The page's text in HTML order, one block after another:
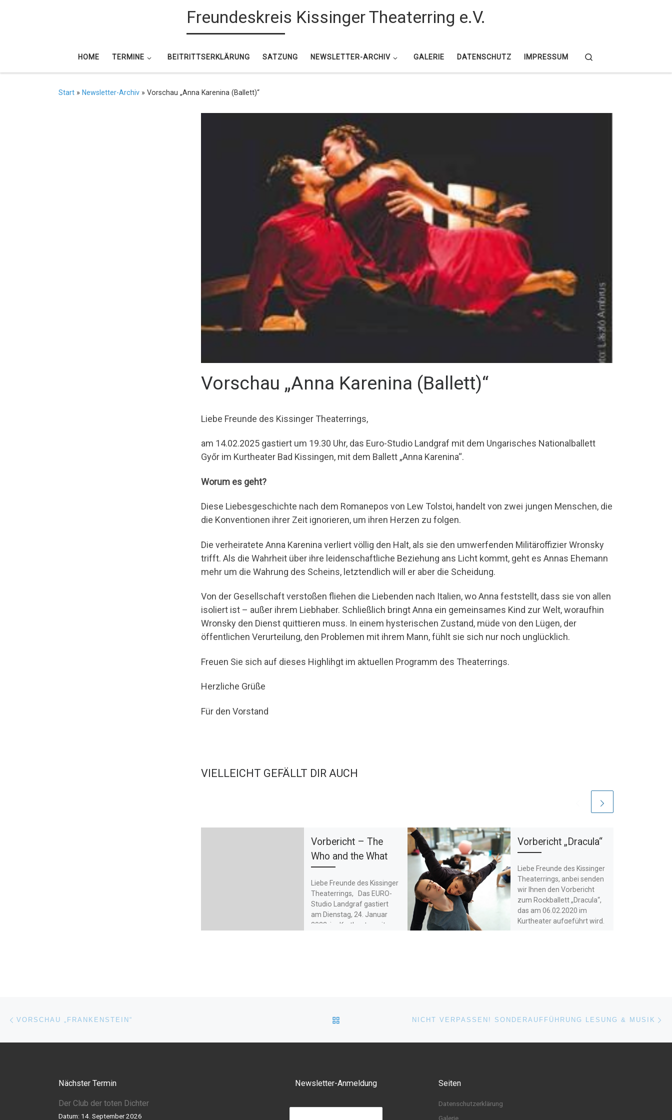
Freundeskreis Kissinger Theaterring e.V.
HOME TERMINE BEITRITTSERKLÄRUNG SATZUNG NEWSLETTER-ARCHIV GALERIE DATENSCHUTZ IMPRESSUM
Start » Newsletter-Archiv » Vorschau „Anna Karenina (Ballett)“
Vorschau „Anna Karenina (Ballett)“
Liebe Freunde des Kissinger Theaterrings,
am 14.02.2025 gastiert um 19.30 Uhr, das Euro-Studio Landgraf mit dem Ungarisches Nationalballett
Győr im Kurtheater Bad Kissingen, mit dem Ballett „Anna Karenina“.
Worum es geht?
Diese Liebesgeschichte nach dem Romanepos von Lew Tolstoi, handelt von zwei jungen Menschen, die
die Konventionen ihrer Zeit ignorieren, um ihren Herzen zu folgen.
Die verheiratete Anna Karenina verliert völlig den Halt, als sie den umwerfenden Militäroffizier Wronsky
trifft. Als die Wahrheit über ihre leidenschaftliche Beziehung ans Licht kommt, geht es Annas Ehemann
mehr um die Wahrung des Scheins, letztendlich will er aber die Scheidung.
Von der Gesellschaft verstoßen fliehen die Liebenden nach Italien, wo Anna feststellt, dass sie von allen
isoliert ist – außer ihrem Liebhaber. Schließlich bringt Anna ein gemeinsames Kind zur Welt, woraufhin
Wronsky den Dienst quittieren muss. In einem hysterischen Zustand, müde von den Lügen, der
öffentlichen Verurteilung, den Problemen mit ihrem Mann, fühlt sie sich nur noch unglücklich.
Freuen Sie sich auf dieses Highlihgt im aktuellen Programm des Theaterrings.
Herzliche Grüße
Für den Vorstand
VIELLEICHT GEFÄLLT DIR AUCH
Vorbericht – The
Who and the What
Liebe Freunde des Kissinger
Theaterrings, Das EURO-
Studio Landgraf gastiert
am Dienstag, 24. Januar
2023, im Kurtheater mit
Vorbericht „Dracula“
Liebe Freunde des Kissinger
Theaterrings, anbei senden
wir Ihnen den Vorbericht
zum Rockballett „Dracula“,
das am 06.02.2020 im
Kurtheater aufgeführt wird.
Beitragsnavigation
VORSCHAU „FRANKENSTEIN“ ZURÜCK ZUR BEITRAGSLISTENICHT VERPASSEN! SONDERAUFFÜHRUNG LESUNG & MUSIK
Nächster Termin
Der Club der toten Dichter
Datum: 14. September 2026
Newsletter-Anmeldung Seiten
Datenschutzerklärung
Galerie